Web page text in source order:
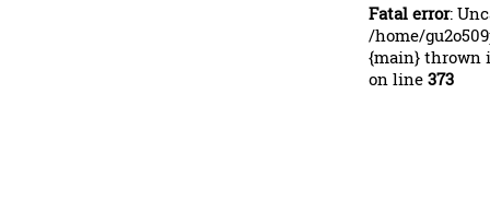
Fatal error:
/home/
{main} thrown
on line 373